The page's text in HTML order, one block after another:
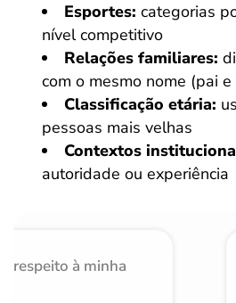
Esportes: categorias
nível competitivo
Relações familiares:
com o mesmo nome (pai e
Classificação etária:
pessoas mais velhas
Contextos
autoridade ou experiência
respeito à minha